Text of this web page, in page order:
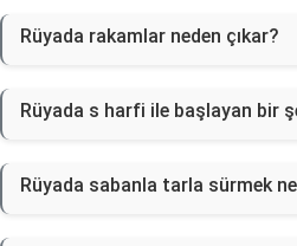
Rüyada rakamlar neden çıkar?
Rüyada s harfi ile başlayan bir
Rüyada sabanla tarla sürmek